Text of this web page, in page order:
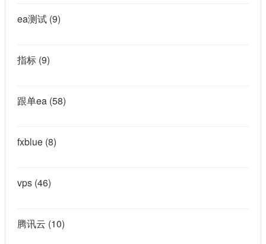
ea测试 (9)
指标 (9)
跟单ea (58)
fxblue (8)
vps (46)
腾讯云 (10)